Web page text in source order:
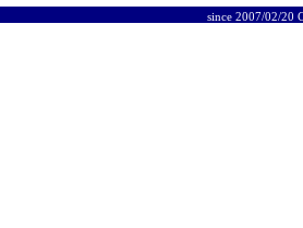
since 2007/02/20